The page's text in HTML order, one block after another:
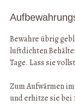
Bewahre übrig
luftdichten
Tage. Lass sie
Zum Aufwärmen
und erhitze sie bei